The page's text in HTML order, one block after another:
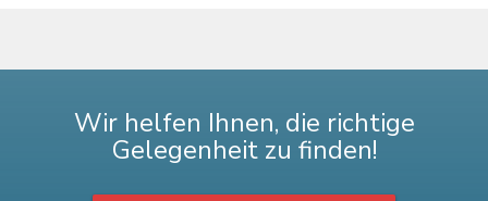
Wir helfen Ihnen, die richtige
Gelegenheit zu finden!